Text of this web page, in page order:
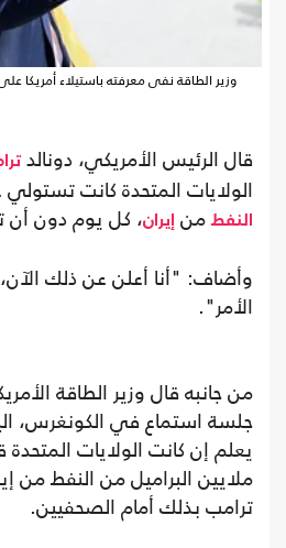
وزير الطاقة نفى معرفته باستيلاء أمريكا
قال الرئيس الأمريكي، دونالد
الولايات المتحدة كانت
النفط من إيران، كل يوم دون أن
وأضاف: "أنا أعلن عن ذلك
الأمر".
من جانبه قال وزير الطاقة
جلسة استماع في الكونغرس،
يعلم إن كانت الولايات
ملايين البراميل من النفط من
ترامب بذلك أمام الصحفيين.